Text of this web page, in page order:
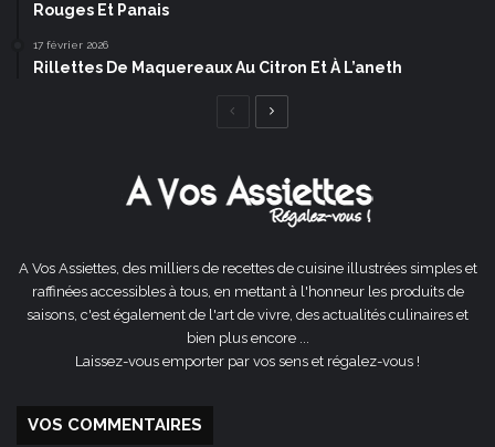
Rouges Et Panais
17 février 2026
Rillettes De Maquereaux Au Citron Et À L’aneth
Page
A Vos Assiettes, des milliers de recettes de cuisine illustrées simples et
raffinées accessibles à tous, en mettant à l'honneur les produits de
saisons, c'est également de l'art de vivre, des actualités culinaires et
bien plus encore ...
Laissez-vous emporter par vos sens et régalez-vous !
VOS COMMENTAIRES